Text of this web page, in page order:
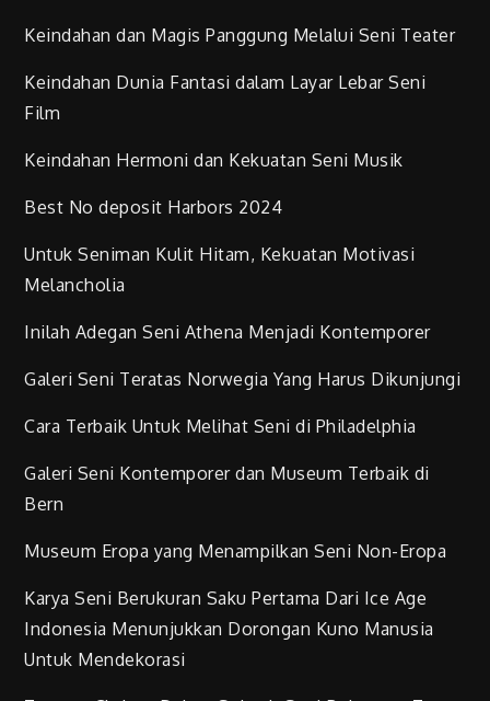
Keindahan dan Magis Panggung Melalui Seni Teater
Keindahan Dunia Fantasi dalam Layar Lebar Seni
Film
Keindahan Hermoni dan Kekuatan Seni Musik
Best No deposit Harbors 2024
Untuk Seniman Kulit Hitam, Kekuatan Motivasi
Melancholia
Inilah Adegan Seni Athena Menjadi Kontemporer
Galeri Seni Teratas Norwegia Yang Harus Dikunjungi
Cara Terbaik Untuk Melihat Seni di Philadelphia
Galeri Seni Kontemporer dan Museum Terbaik di
Bern
Museum Eropa yang Menampilkan Seni Non-Eropa
Karya Seni Berukuran Saku Pertama Dari Ice Age
Indonesia Menunjukkan Dorongan Kuno Manusia
Untuk Mendekorasi